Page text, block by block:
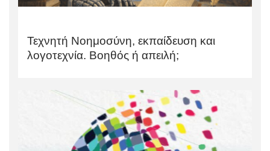
Τεχνητή Νοημοσύνη, εκπαίδευση και
λογοτεχνία. Βοηθός ή απειλή;